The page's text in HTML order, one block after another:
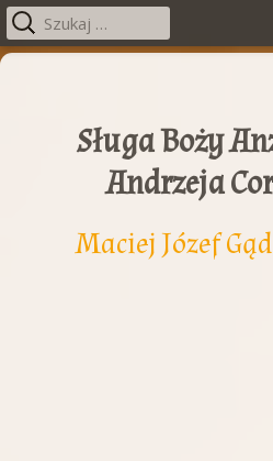
Przeskocz
Sługa Boży
Andrzeja
Maciej Józef
Menu
główne
Szukaj: